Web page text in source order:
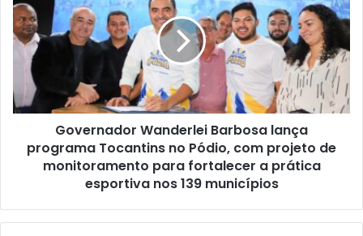
Governador Wanderlei Barbosa lança
programa Tocantins no Pódio, com projeto de
monitoramento para fortalecer a prática
esportiva nos 139 municípios